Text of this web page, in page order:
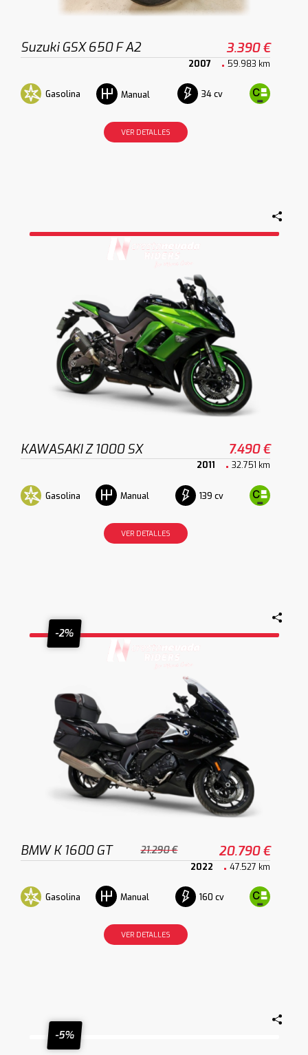
Suzuki GSX 650 F A2 3.390 €
2007 59.983 km
Gasolina Manual 34 cv
VER DETALLES
KAWASAKI Z 1000 SX 7.490 €
2011 32.751 km
Gasolina Manual 139 cv
VER DETALLES
-2%
BMW K 1600 GT 21.290 € 20.790 €
2022 47.527 km
Gasolina Manual 160 cv
VER DETALLES
-5%